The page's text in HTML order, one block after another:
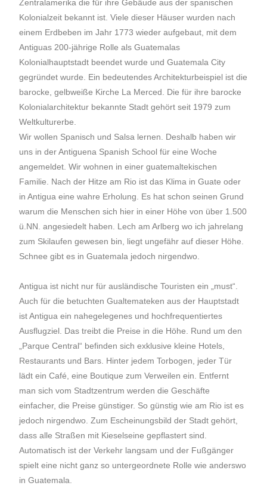
Zentralamerika die für ihre Gebäude aus der spanischen
Kolonialzeit bekannt ist. Viele dieser Häuser wurden nach
einem Erdbeben im Jahr 1773 wieder aufgebaut, mit dem
Antiguas 200-jährige Rolle als Guatemalas
Kolonialhauptstadt beendet wurde und Guatemala City
gegründet wurde. Ein bedeutendes Architekturbeispiel ist die
barocke, gelbweiße Kirche La Merced. Die für ihre barocke
Kolonialarchitektur bekannte Stadt gehört seit 1979 zum
Weltkulturerbe
Wir wollen Spanisch und Salsa lernen. Deshalb haben wir
uns in der Antiguena Spanish School für eine Woche
angemeldet. Wir wohnen in einer guatemaltekischen
Familie. Nach der Hitze am Rio ist das Klima in Guate oder
in Antigua eine wahre Erholung. Es hat schon seinen Grund
warum die Menschen sich hier in einer Höhe von über 1.500
ü.NN. angesiedelt haben. Lech am Arlberg wo ich jahrelang
zum Skilaufen gewesen bin, liegt ungefähr auf dieser Höhe.
Schnee gibt es in Guatemala jedoch nirgendwo.
Antigua ist nicht nur für ausländische Touristen ein „must“.
Auch für die betuchten Gualtemateken aus der Hauptstadt
ist Antigua ein nahegelegenes und hochfrequentiertes
Ausflugziel. Das treibt die Preise in die Höhe. Rund um den
„Parque Central“ befinden sich exklusive kleine Hotels,
Restaurants und Bars. Hinter jedem Torbogen, jeder Tür
lädt ein Café, eine Boutique zum Verweilen ein. Entfernt
man sich vom Stadtzentrum werden die Geschäfte
einfacher, die Preise günstiger. So günstig wie am Rio ist es
jedoch nirgendwo. Zum Escheinungsbild der Stadt gehört,
dass alle Straßen mit Kieselseine gepflastert sind.
Automatisch ist der Verkehr langsam und der Fußgänger
spielt eine nicht ganz so untergeordnete Rolle wie anderswo
in Guatemala.